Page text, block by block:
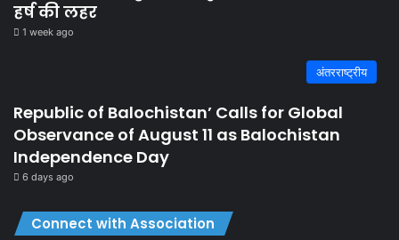
हर्ष की लहर
1 week ago
अंतरराष्ट्रीय
Republic of Balochistan’ Calls for Global
Observance of August 11 as Balochistan
Independence Day
6 days ago
Connect with Association